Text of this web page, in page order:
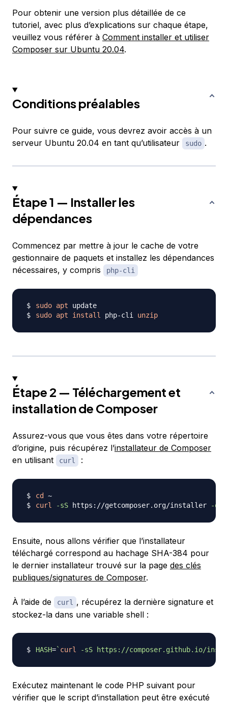
Pour obtenir une version plus détaillée de ce
tutoriel, avec plus d’explications sur chaque étape,
veuillez vous référer à Comment installer et utiliser
Composer sur Ubuntu 20.04.
Conditions préalables
Pour suivre ce guide, vous devrez avoir accès à un
serveur Ubuntu 20.04 en tant qu’utilisateur
sudo .
Étape 1 — Installer les
dépendances
Commencez par mettre à jour le cache de votre
gestionnaire de paquets et installez les dépendances
nécessaires, y compris
php-cli
sudo apt
sudo apt install php-cli unzip
Étape 2 — Téléchargement et
installation de Composer
Assurez-vous que vous êtes dans votre répertoire
d’origine, puis récupérez l’installateur de Composer
en utilisant
curl :
cd
curl
-sS https://getcomposer.org/installer -o
Ensuite, nous allons vérifier que l’installateur
téléchargé correspond au hachage SHA-384 pour
le dernier installateur trouvé sur la page des clés
publiques/signatures de Composer.
À l’aide de curl , récupérez la dernière signature et
stockez-la dans une variable shell :
HASH=` curl -sS https://composer.github.io/
Exécutez maintenant le code PHP suivant pour
vérifier que le script d’installation peut être exécuté